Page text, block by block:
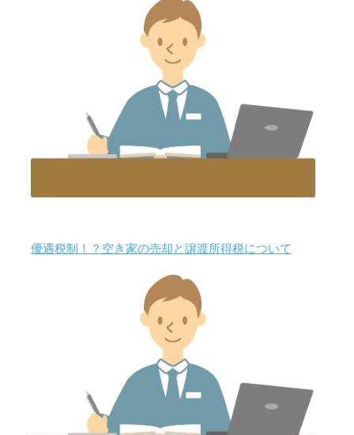
優遇税制！？空き家の売却と譲渡所得税について